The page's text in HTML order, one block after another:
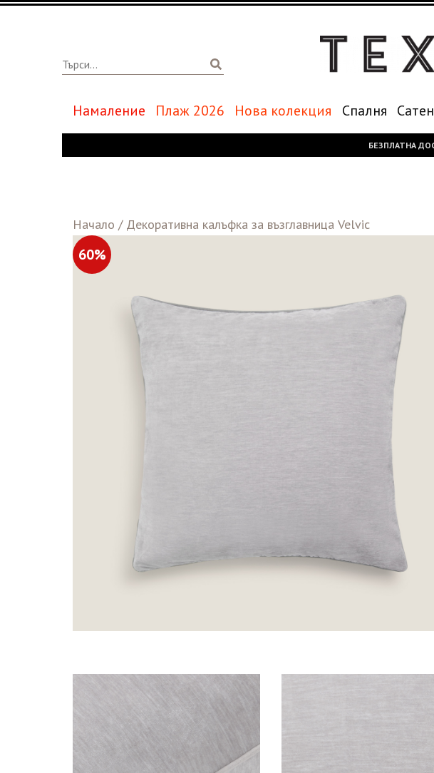
Намаление Плаж 2026 Нова колекция Спалня
БЕЗПЛАТНА
Начало / Декоративна калъфка за възглавница Velvic
60%